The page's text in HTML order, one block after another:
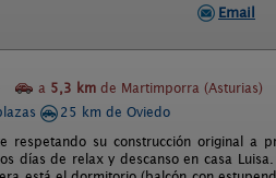
Email
a 5,3 km de Martimporra (Asturias)
25 km de Oviedo
respetando su construcción original a
días de relax y descanso en casa